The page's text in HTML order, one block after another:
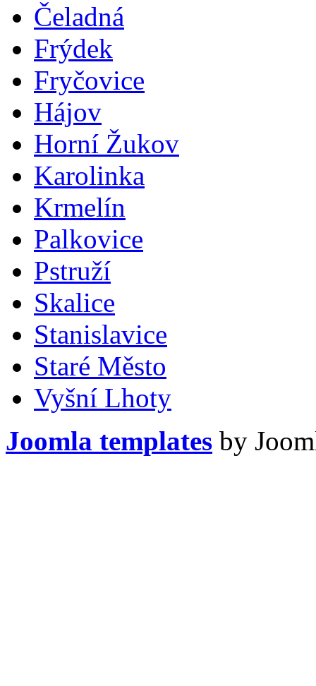
Čeladná
Frýdek
Fryčovice
Hájov
Horní Žukov
Karolinka
Krmelín
Palkovice
Pstruží
Skalice
Stanislavice
Staré Město
Vyšní Lhoty
Joomla templates by